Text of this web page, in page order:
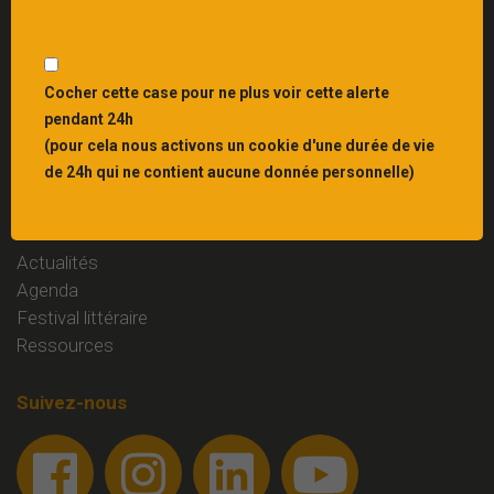
Interbibly, centre de ressources du livre et du
Liens
Mentions légales
Contact
Actualités
Agenda
Festival littéraire
Ressources
Suivez-nous
Cocher cette case pour ne plus voir cette alerte
pendant 24h
(pour cela nous activons un cookie d'une durée de vie
de 24h qui ne contient aucune donnée personnelle)